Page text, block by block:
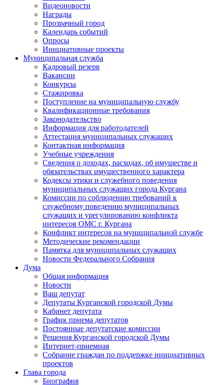
Видеоновости
Награды
Прозрачный город
Календарь событий
Опросы
Инициативные проекты
Муниципальная служба
Кадровый резерв
Вакансии
Конкурсы
Стажировка
Поступление на муниципальную службу
Квалификационные требования
Законодательство
Информация для работодателей
Аттестация муниципальных служащих
Контактная информация
Учебные учреждения
Сведения о доходах, расходах, об имуществе и
обязательствах имущественного характера
Кодексы этики и служебного поведения
муниципальных служащих города Кургана
Комиссии по соблюдению требований к
служебному поведению муниципальных
служащих и урегулированию конфликта
интересов ОМС г. Кургана
Конфликт интересов на муниципальной службе
Методические рекомендации
Памятка для муниципальных служащих
Новости Федерального Cобрания
Дума
Общая информация
Новости
Ваш депутат
Депутаты Курганской городской Думы
Кабинет депутата
График приема депутатов
Постоянные депутатские комиссии
Решения Курганской городской Думы
Интернет-приемная
Собрание граждан по поддержке инициативных
проектов
Глава города
Биография